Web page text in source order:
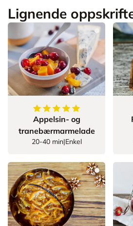
Lignende
5av5stjerner
Appelsin- og
tranebærmarmelade
20-40 min|Enkel